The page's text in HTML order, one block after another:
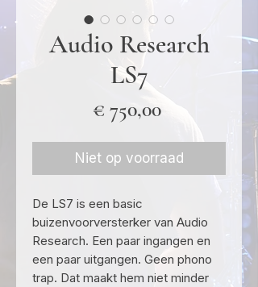
Audio Research
LS7
€ 750,00Prijs
Niet op voorraad
De LS7 is een basic
buizenvoorversterker van Audio
Research. Een paar ingangen en
een paar uitgangen. Geen phono
trap. Dat maakt hem niet minder